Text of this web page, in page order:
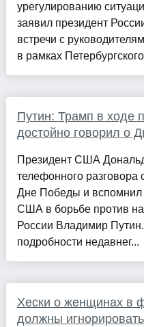
урегулированию
заявил президент
встречи с
в рамках
Путин: Трамп в ходе
достойно говорил о
Президент США
телефонного разговора
Дне Победы и вспомнил
США в борьбе против
России Владимир
подробности недавнег...
Хески о женщинах в
должны